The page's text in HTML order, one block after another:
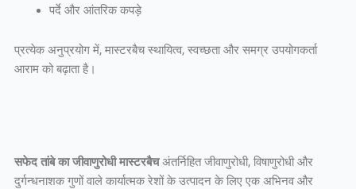
पर्दे और आंतरिक कपड़े
प्रत्येक अनुप्रयोग में, मास्टरबैच स्थायित्व, स्वच्छता और समग्र उपयोगकर्ता
आराम को बढ़ाता है।
सफेद तांबे का जीवाणुरोधी मास्टरबैचअंतर्निहित जीवाणुरोधी, विषाणुरोधी और
दुर्गन्धनाशक गुणों वाले कार्यात्मक रेशों के उत्पादन के लिए एक अभिनव और